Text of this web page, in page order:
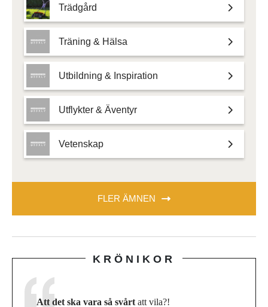
Trädgård
Träning & Hälsa
Utbildning & Inspiration
Utflykter & Äventyr
Vetenskap
FLER ÄMNEN
KRÖNIKOR
Att det ska vara så svårt att vila?!